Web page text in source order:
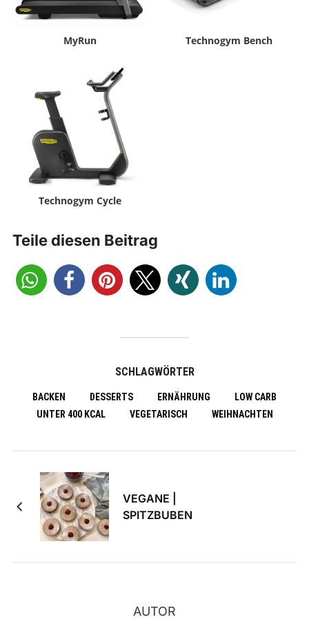
MyRun Technogym Bench
Technogym Cycle
Teile diesen Beitrag
SCHLAGWÖRTER
BACKEN DESSERTS ERNÄHRUNG
LOW CARB
UNTER 400 KCAL
VEGETARISCH WEIHNACHTEN
VEGANE |
SPITZBUBEN
AUTOR